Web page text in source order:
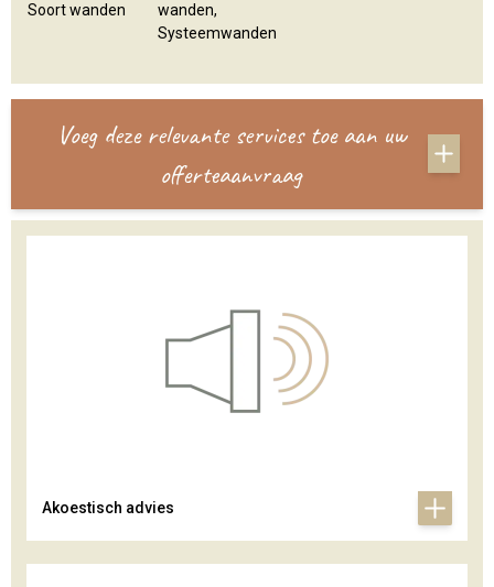
Soort wanden
wanden,
Systeemwanden
Voeg deze relevante services toe aan uw
offerteaanvraag
Akoestisch advies